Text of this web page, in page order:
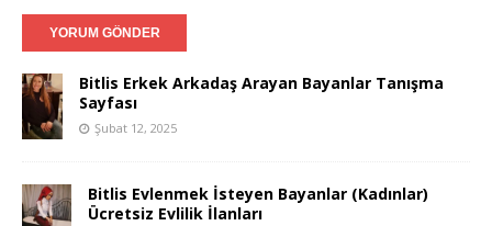
Bitlis Erkek Arkadaş Arayan Bayanlar Tanışma
Sayfası
Şubat 12, 2025
Bitlis Evlenmek İsteyen Bayanlar (Kadınlar)
Ücretsiz Evlilik İlanları